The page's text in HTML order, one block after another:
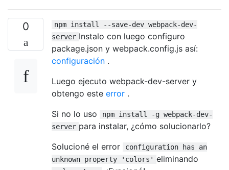
0
npm install --save-dev webpack-dev-
server Instalo con luego configuro
package.json y webpack.config.js así:
configuración .
Luego ejecuto webpack-dev-server y
obtengo este error .
Si no lo uso
npm install -g webpack-dev-
server para instalar, ¿cómo solucionarlo?
Solucioné el error
configuration has an
unknown property 'colors' eliminando